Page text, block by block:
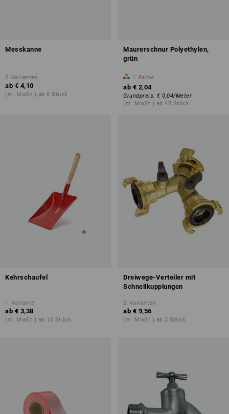
Messkanne
2 Varianten
ab € 4,10
(m. MwSt.) ab 6 Stück
Maurerschnur Polyethylen,
grün
1 Farbe
ab € 2,04
Grundpreis: € 0,04/Meter
(m. MwSt.) ab 48 Stück
Kehrschaufel
1 Variante
ab € 3,38
(m. MwSt.) ab 10 Stück
Dreiwege-Verteiler mit
Schnellkupplungen
2 Varianten
ab € 9,56
(m. MwSt.) ab 2 Stück